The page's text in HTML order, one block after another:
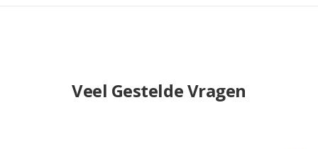
Veel Gestelde Vragen